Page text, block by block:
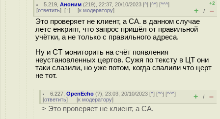
5.219 ,Аноним (219), 22:37, 20/10/2023 [^] [^^] [^^^]
[ответить] [↑] [к модератору]
+2
+ / –
Это проверяет не клиент, а СА. в данном случае
летс енкрипт, что запрос пришёл от правильной
учётки, а не только с правильного адреса.
Ну и CT мониторить на счёт появления
неустановленных цертов. Сужя по тексту в ЦТ они
таки слазили, но уже потом, когда спалили что церт
не тот.
6.227 ,OpenEcho (?), 23:03, 20/10/2023 [^] [^^] [^^^]
[ответить] [к модератору] + / –
> Это проверяет не клиент, а СА.